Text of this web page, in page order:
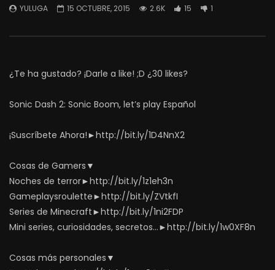
YULUGA 15 OCTUBRE, 2015 2.6K 15 1
¿Te ha gustado? ¡Darle a like! ;D ¿30 likes?
Sonic Dash 2: Sonic Boom, let’s play Español
¡Suscríbete Ahora!►http://bit.ly/1D4NnX2
Cosas de Gamers▼
Noches de terror►http://bit.ly/1z1eh3n
Gameplaysroulette►http://bit.ly/ZVtkfI
Series de Minecraft►http://bit.ly/1ni2FDP
Mini series, curiosidades, secretos…►http://bit.ly/1w0XF8n
Cosas más personales▼